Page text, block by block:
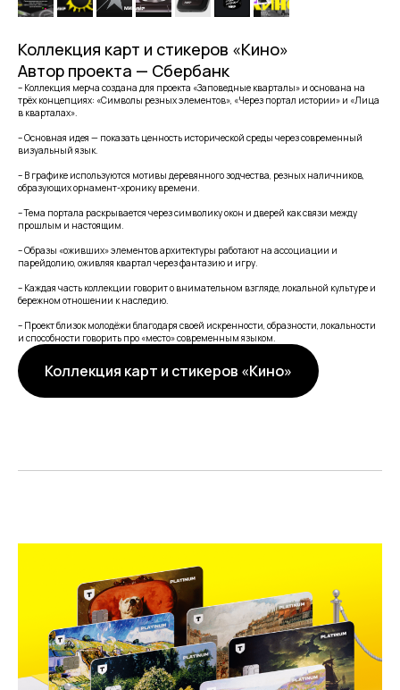
Коллекция карт и стикеров «Кино»
Автор проекта — Сбербанк
– Коллекция мерча создана для проекта «Заповедные кварталы» и основана на
трёх концепциях: «Символы резных элементов», «Через портал истории» и «Лица
в кварталах».
– Основная идея — показать ценность исторической среды через современный
визуальный язык.
– В графике используются мотивы деревянного зодчества, резных наличников,
образующих орнамент-хронику времени.
– Тема портала раскрывается через символику окон и дверей как связи между
прошлым и настоящим.
– Образы «оживших» элементов архитектуры работают на ассоциации и
парейдолию, оживляя квартал через фантазию и игру.
– Каждая часть коллекции говорит о внимательном взгляде, локальной культуре и
бережном отношении к наследию.
– Проект близок молодёжи благодаря своей искренности, образности, локальности
и способности говорить про «место» современным языком.
Коллекция карт и стикеров «Кино»